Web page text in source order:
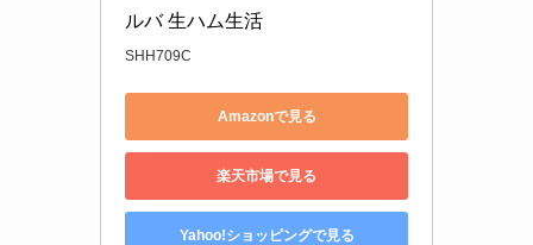
飼ってはいけないスコティッシュフォール
ド！後悔した人の口コミやかわいそうと言
われる理由は？
ルバ 生ハム生活
SHH709C
Amazonで見る
楽天市場で見る
Yahoo!ショッピングで見る